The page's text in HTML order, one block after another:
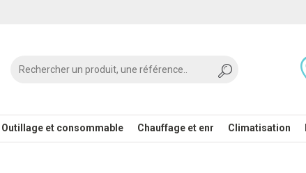
Outillage et consommable Chauffage et enr Climatisation